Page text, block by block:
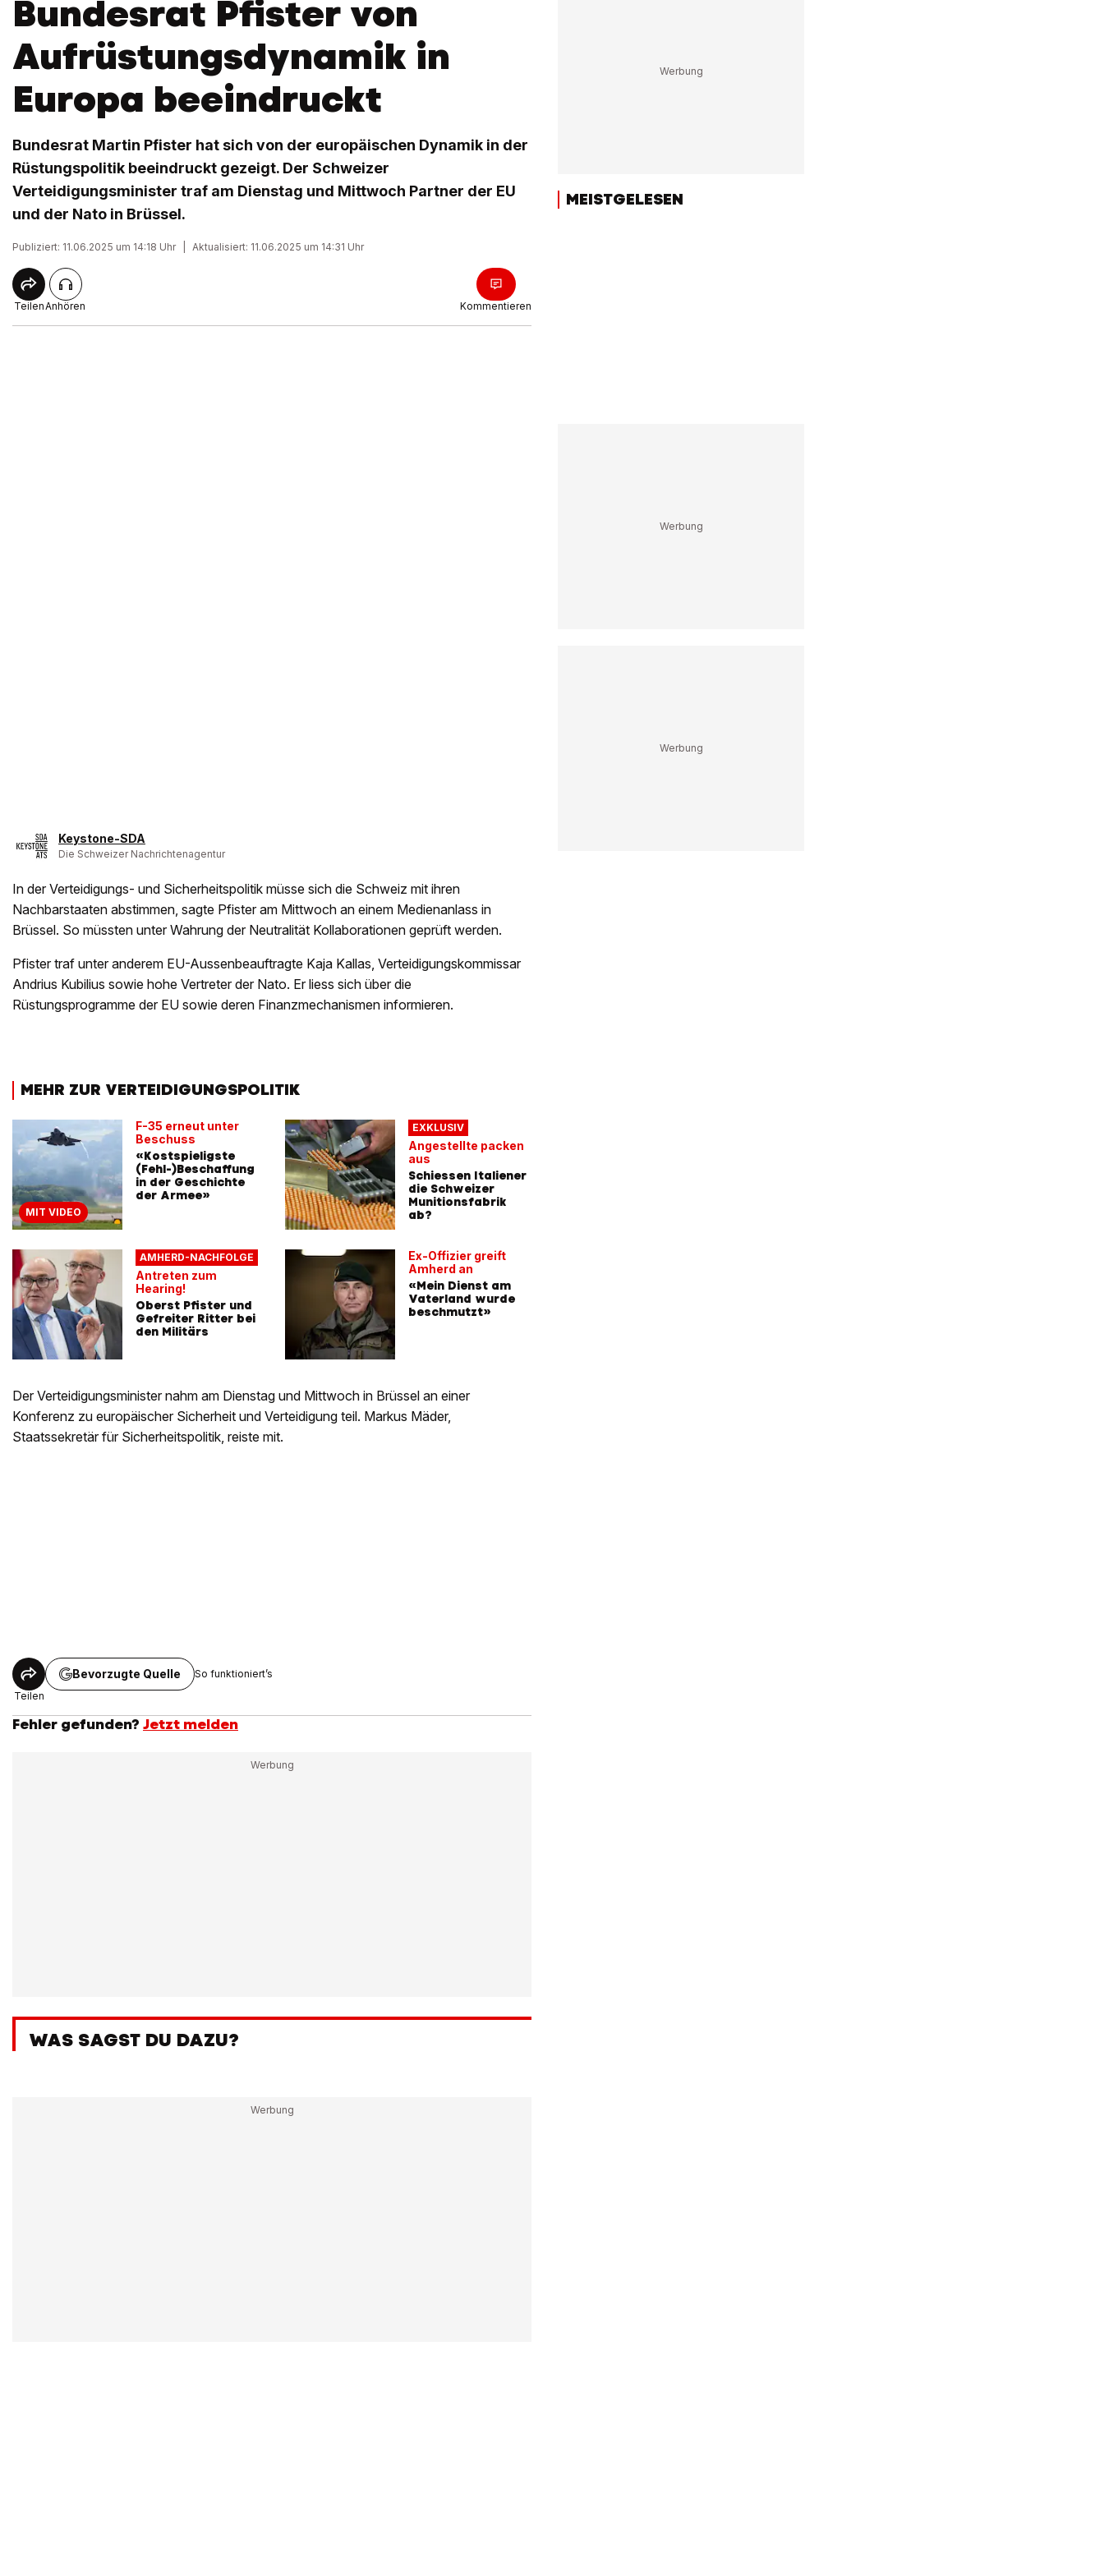
Bundesrat Pfister von
Aufrüstungsdynamik in
Europa beeindruckt
Bundesrat Martin Pfister hat sich von der europäischen Dynamik in der
Rüstungspolitik beeindruckt gezeigt. Der Schweizer
Verteidigungsminister traf am Dienstag und Mittwoch Partner der EU
und der Nato in Brüssel.
Publiziert: 11.06.2025 um 14:18 Uhr Aktualisiert: 11.06.2025 um 14:31 Uhr
TeilenAnhören Kommentieren
Keystone-SDA
Die Schweizer Nachrichtenagentur
In der Verteidigungs- und Sicherheitspolitik müsse sich die Schweiz mit ihren
Nachbarstaaten abstimmen, sagte Pfister am Mittwoch an einem Medienanlass in
Brüssel. So müssten unter Wahrung der Neutralität Kollaborationen geprüft werden.
Pfister traf unter anderem EU-Aussenbeauftragte Kaja Kallas, Verteidigungskommissar
Andrius Kubilius sowie hohe Vertreter der Nato. Er liess sich über die
Rüstungsprogramme der EU sowie deren Finanzmechanismen informieren.
MEHR ZUR VERTEIDIGUNGSPOLITIK
MIT VIDEO
F-35 erneut unter
Beschuss
«Kostspieligste
(Fehl-)Beschaffung
in der Geschichte
der Armee»
AMHERD-NACHFOLGE
Antreten zum
Hearing!
Oberst Pfister und
Gefreiter Ritter bei
den Militärs
EXKLUSIV
Angestellte packen
aus
Schiessen Italiener
die Schweizer
Munitionsfabrik
ab?
Ex-Offizier greift
Amherd an
«Mein Dienst am
Vaterland wurde
beschmutzt»
Der Verteidigungsminister nahm am Dienstag und Mittwoch in Brüssel an einer
Konferenz zu europäischer Sicherheit und Verteidigung teil. Markus Mäder,
Staatssekretär für Sicherheitspolitik, reiste mit.
Teilen
Bevorzugte Quelle So funktioniert’s
Fehler gefunden? Jetzt melden
WAS SAGST DU DAZU?
MEISTGELESEN